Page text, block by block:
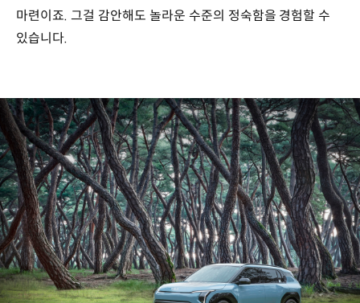
마련이죠. 그걸 감안해도 놀라운 수준의 정숙함을 경험할 수
있습니다.